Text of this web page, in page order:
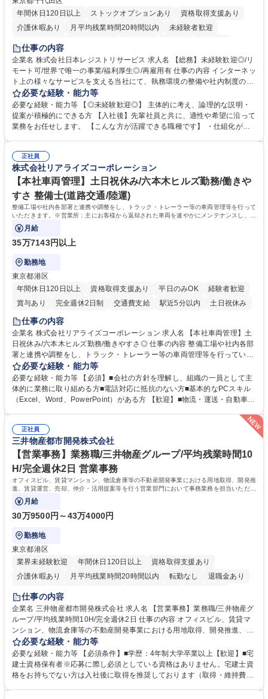
年間休日120日以上
ストックオプションあり
資格取得支援あり
介護休暇あり
月平均残業時間20時間以内
未経験者歓迎
住宅手当あり
完全週休2日制
交通費支給 駅近5分以内 土日祝休み 服装自由
仕事の内容
企業名 株式会社日本レジストリサービス 求人名 【総務】未経験歓迎◎/リ
モート可/世界で唯一の事業/福利厚生◎/再雇用有 仕事の内容 インターネッ
ト上の様々なサービスを支える当社にて、執務環境の整備や社内制度の検
討、イベント運営などの幅広い業務を担当し、間接的に会社の生産性向上
や成長に貢献している部署です。 会社の全メンバーが安心して長く成果を
発揮できる環境を整えるために、毎日のメンテナンスや維持管理に加え、
新たな施策検討を積極的に行っていただき、会社全体を巻き込み課題解決
幅広い業務の体得が可能で、多様なキャリアパスを描くことも可能です。
募集職種 【総務】未経験歓迎◎/リモート可/世界で唯一の事業/福利厚生◎/
再雇用有
必要な経験・能力等
必要な経験・能力等 【◎未経験歓迎◎】 主体的に考え、論理的な説明・
提案が積極的にできる方 【入社後】先輩社員と共に、適性や希望に沿って
業務をお任せします。 【こんな方が活躍できる職種です】 ・仕組化が好
対処できる・新しいことに興味関心がある 【魅力】■自己啓発支援：資格
取得や通信教育など費用の80%（年間25万円まで）を補助 ■住宅手当：家
賃の50%（月額7万円まで）を補助 学歴・資格 学歴：大学院 大学 語学
力： 資格：
正社員
株式会社リアライズコーポレーション
【本社車両管理】土日祝休み/六本木ヒルズ勤務/働きや
すさ 整備士(道路交通/陸運)
整備工場や社内各部署と連携や調整をし、トラック・トレーラー等の車両管理等を行って
いただきます。※営業所：主にお客様から返却された車両を速やかにメンテナンスし、次
のお客様にお貸し出しするための拠点
月給
35万7143円以上
勤務地
東京都港区
年間休日120日以上
資格取得支援あり 平日のみOK
経験者歓迎
賞与あり
完全週休2日制 交通費支給 駅近5分以内 土日祝休み
仕事の内容
企業名 株式会社リアライズコーポレーション 求人名 【本社車両管理】土
日祝休み/六本木ヒルズ勤務/働きやすさ◎ 仕事の内容 整備工場や社内各部
署と連携や調整をし、トラック・トレーラー等の車両管理等を行っていた
だきます。※営業所：主にお客様から返却された車両を速やかにメンテナ
ンスし、次のお客様にお貸し出しするための拠点 【具体的には】■整備工
場への整備発注・入出庫調整、社内各部署との連携・調整■車両の入出庫
スケジュール管理■返却車両の整備に関する調査・進捗管理等※弊社事業
フラを支える責任とやりがいを実感できます。 ※勤務地は東京本社（六本
木ヒルズ）になります。 ※毎週土日しっかり休める週休2日制です。 募集
職種 【本社車両管理】土日祝休み/六本木ヒルズ勤務/働きやすさ◎
必要な経験・能力等
必要な経験・能力等 【必須】■会社の方針を理解し、組織の一員として主
体的に業務に取り組める方■電話対応に抵抗のない方■基本的なPCスキル
（Excel、Word、PowerPoint）がある方 【歓迎】■物流・運送・自動車・
整・交渉力：社内外との調整により高度な調整・交渉力が養われます。■
コストマネジメント能力：整備工場からの修理費の見積もりを精査し、無
駄なコストを見極めるため、経営的視点での数字感覚が身につきます。■
期日・進捗管理能力：リース開始日や車検のタイミング等を管理し調整す
る力が身に付きます。 学歴・資格 学歴：大学院 大学 語学力： 資格：
正社員
三井物産都市開発株式会社
【営業事務】業務職/三井物産グループ/平均残業時間10
H/完全週休2日 営業事務
オフィスビル、賃貸マンション、物流倉庫等の不動産開発事業における用地取得、開発推
進、賃貸運営、売却、仲介・活用提案等を行う営業部門において事務業務を担当いただき
ます。
月給
30万9500円～43万4000円
勤務地
東京都港区
業界未経験歓迎
年間休日120日以上
資格取得支援あり
介護休暇あり
月平均残業時間20時間以内 転勤なし
退職金あり
在宅OK
賞与あり
駅近5分以内
土日祝休み 寮・社宅あり
仕事の内容
企業名 三井物産都市開発株式会社 求人名 【営業事務】業務職/三井物産グ
ループ/平均残業時間10H/完全週休2日 仕事の内容 オフィスビル、賃貸マ
ンション、物流倉庫等の不動産開発事業における用地取得、開発推進、賃
貸運営、売却、仲介・活用提案等を行う営業部門において事務業務を担当
いただきます。 【詳細】・契約書管理、契約書製本、捺印対応、ファイリ
ング、登記簿取得、調書取得・支払業務（各種費用支払、支払管理、請
求・支払データ登録、取引先マスター申請対応）・予算作成及び予実管
必要な経験・能力等
必要な経験・能力等 【必須条件】■学歴：4年制大学卒業以上【歓迎】■宅
建士資格保有者※応募に際し必須としている資格はありません。宅建士資
格をお持ちでない方は入社後に取得を推奨しております（取得・維持費用